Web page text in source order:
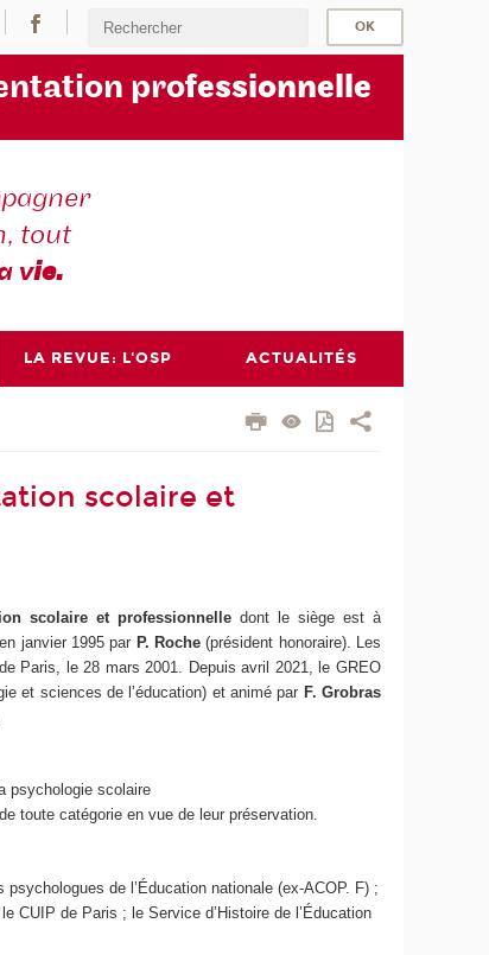
professionnelle
tout
vie.
LA REVUE: L'OSP ACTUALITÉS
scolaire et
scolaire et professionnelle dont le siège est à
janvier 1995 par P. Roche(président honoraire). Les
Paris, le 28 mars 2001. Depuis avril 2021, le GREO
et sciences de l’éducation) et animé par F. Grobras
psychologie scolaire
toute catégorie en vue de leur préservation.
de l’Éducation nationale (ex-ACOP. F) ;
CUIP de Paris ; le Service d’Histoire de l’Éducation